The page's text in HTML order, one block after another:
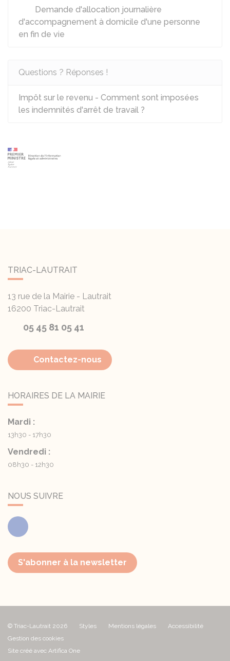
Demande d'allocation journalière
d'accompagnement à domicile d'une personne
en fin de vie
Questions ? Réponses !
Impôt sur le revenu - Comment sont imposées
les indemnités d'arrêt de travail ?
TRIAC-LAUTRAIT
13 rue de la Mairie - Lautrait
16200 Triac-Lautrait
05 45 81 05 41
Contactez-nous
HORAIRES DE LA MAIRIE
Mardi :
13h30 - 17h30
Vendredi :
08h30 - 12h30
NOUS SUIVRE
Facebook
S'abonner à la newsletter
© Triac-Lautrait 2026 Styles Mentions légales
Accessibilité
Gestion des cookies
Site créé avec Artifica One